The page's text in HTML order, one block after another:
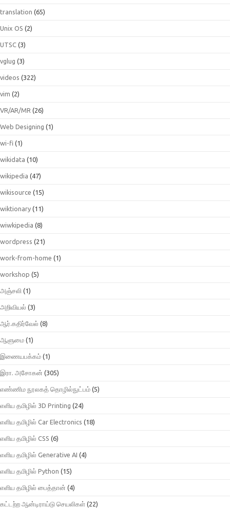
translation (65)
Unix OS (2)
UTSC (3)
vglug (3)
videos (322)
vim (2)
VR/AR/MR (26)
Web Designing (1)
wi-fi (1)
wikidata (10)
wikipedia (47)
wikisource (15)
wiktionary (11)
wiwkipedia (8)
wordpress (21)
work-from-home (1)
workshop (5)
அஞ்சலி (1)
அறிவியல் (3)
ஆர்.கதிர்வேல் (8)
ஆளுமை (1)
இணையபக்கம் (1)
இரா. அசோகன் (305)
எண்ணிம நூலகத் தொழில்நுட்பம் (5)
எளிய தமிழில் 3D Printing (24)
எளிய தமிழில் Car Electronics (18)
எளிய தமிழில் CSS (6)
எளிய தமிழில் Generative AI (4)
எளிய தமிழில் Python (15)
எளிய தமிழில் பைத்தான் (4)
கட்டற்ற ஆன்டிராய்டு செயலிகள் (22)